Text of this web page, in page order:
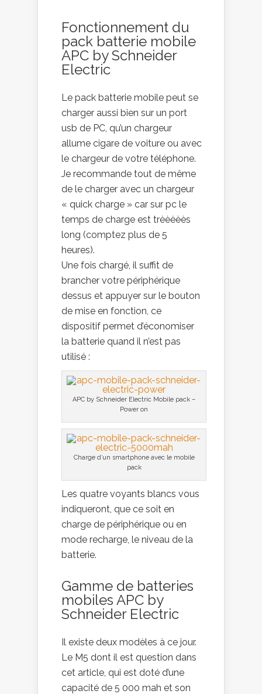
Fonctionnement du
pack batterie mobile
APC by Schneider
Electric
Le pack batterie mobile peut se
charger aussi bien sur un port
usb de PC, qu’un chargeur
allume cigare de voiture ou avec
le chargeur de votre téléphone.
Je recommande tout de même
de le charger avec un chargeur
« quick charge » car sur pc le
temps de charge est trèèèèès
long (comptez plus de 5
heures).
Une fois chargé, il suffit de
brancher votre périphérique
dessus et appuyer sur le bouton
de mise en fonction, ce
dispositif permet d’économiser
la batterie quand il n’est pas
utilisé :
APC by Schneider Electric Mobile pack –
Power on
Charge d’un smartphone avec le mobile
pack
Les quatre voyants blancs vous
indiqueront, que ce soit en
charge de périphérique ou en
mode recharge, le niveau de la
batterie.
Gamme de batteries
mobiles APC by
Schneider Electric
Il existe deux modèles à ce jour.
Le M5 dont il est question dans
cet article, qui est doté d’une
capacité de 5 000 mah et son